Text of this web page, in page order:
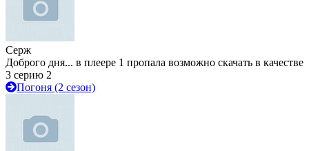
Серж
Доброго дня... в плеере 1 пропала возможно скачать в качестве
3 серию 2
Погоня (2 сезон)